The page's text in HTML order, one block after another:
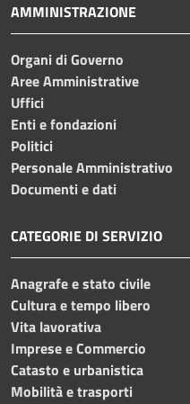
AMMINISTRAZIONE
Organi di Governo
Aree Amministrative
Uffici
Enti e fondazioni
Politici
Personale Amministrativo
Documenti e dati
CATEGORIE DI SERVIZIO
Anagrafe e stato civile
Cultura e tempo libero
Vita lavorativa
Imprese e Commercio
Catasto e urbanistica
Mobilità e trasporti